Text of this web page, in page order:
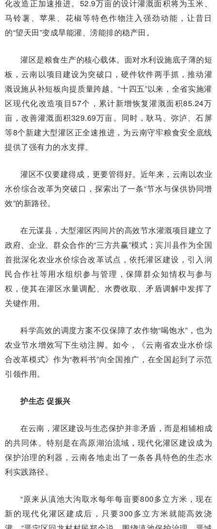
化改造正加速推进。52.9万亩的设计灌溉面积将为玉米、
马铃薯、苹果、花椒等特色作物注入强劲动能，让昔日
的“望天田”变成旱能灌、涝能排的稳产田。
灌区是粮食生产的核心载体。面对水利设施底子薄的短
板，云南以项目建设为突破口，硬件软件两手抓，推动灌
溉设施从补短板向提质量跨越。“十四五”以来，全省实施灌
区现代化改造项目57个，累计新增恢复灌溉面积85.24万
亩，改善灌溉面积329.69万亩。同时，耿马、弥泸、石屏
等8个新建大型灌区正全速推进，为云南守牢粮食安全底线
提供了强有力的水支撑。
灌区不仅要建得成，更要管得好。近年来，云南以农业
水价综合改革为突破口，探索出了一条“节水与保供协同增
效”的新路径。
在元谋县，大型灌区丙间片的高效节水灌溉项目建立了
政府、企业、群众合作的“三方共赢”模式；宾川县作为全国
首批深化农业水价综合改革试点，依托灌区建设，引入润
民合作社等用水组织参与管理，保障群众知情权与参与
权，使其在灌区水量调配、水费收取、矛盾调解中发挥了
关键作用。
科学高效的调度方案不仅保障了农作物“喝饱水”，也为
农业节水增效写下生动注脚。如今，《云南省农业水价综
合改革模式》作为“教科书”向全国推广，在全国起到了示范
引领作用。
护生态 促振兴
在云南，灌区建设与生态保护并非矛盾，而是相辅相成
的共同体。特别是在高原湖泊流域，现代化灌区建设成为
保护治理的利器，云南各地走出了一条各具特色的生态水
利实践路径。
“原来从滇池大沟取水每年每亩要800多立方米，现在
新的现代化灌区建成后，只要300多立方米就能高效浇